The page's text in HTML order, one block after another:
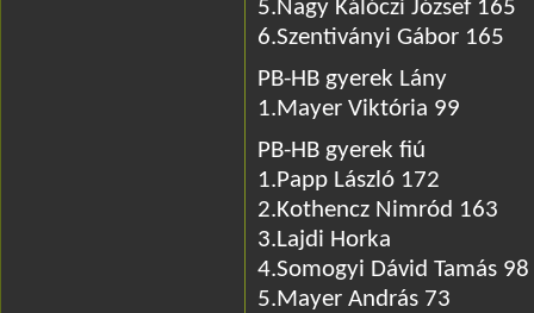
5.Nagy Kálóczi József 165
6.Szentiványi Gábor 165
PB-HB gyerek Lány
1.Mayer Viktória 99
PB-HB gyerek fiú
1.Papp László 172
2.Kothencz Nimród 163
3.Lajdi Horka
4.Somogyi Dávid Tamás 98
5.Mayer András 73